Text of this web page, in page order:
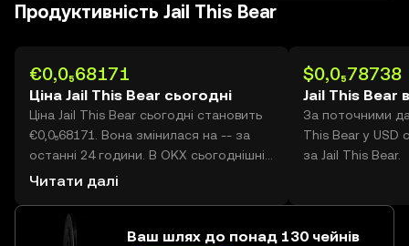
Продуктивність Jail This Bear
€0,0₅68171
Ціна Jail This Bear сьогодні
Ціна Jail This Bear сьогодні становить
€0,0₅68171. Вона змінилася на -- за
останні 24 години. В OKX сьогоднішній
обсяг торгівлі сягає -- Jail This Bear на
Читати далі
$0,0₅78738
Jail This Bear
За поточними
This Bear у USD
за Jail This Bear.
Ваш шлях до понад 130 чейнів